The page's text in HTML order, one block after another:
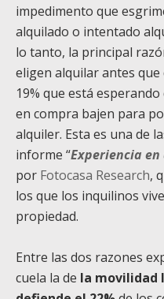
impedimento que
alquilado o intentado
lo tanto, la principal
eligen alquilar antes
19% que está
en compra bajen para
alquiler. Esta es una de
informe “Experiencia
por Fotocasa Research,
los que los inquilinos
propiedad.
Entre las dos razones
cuela la de la movilidad